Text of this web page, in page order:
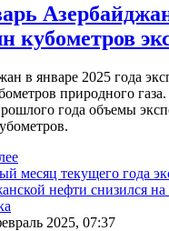
кубометров
в январе 2025 года
природного
года объемы
2025, 07:37